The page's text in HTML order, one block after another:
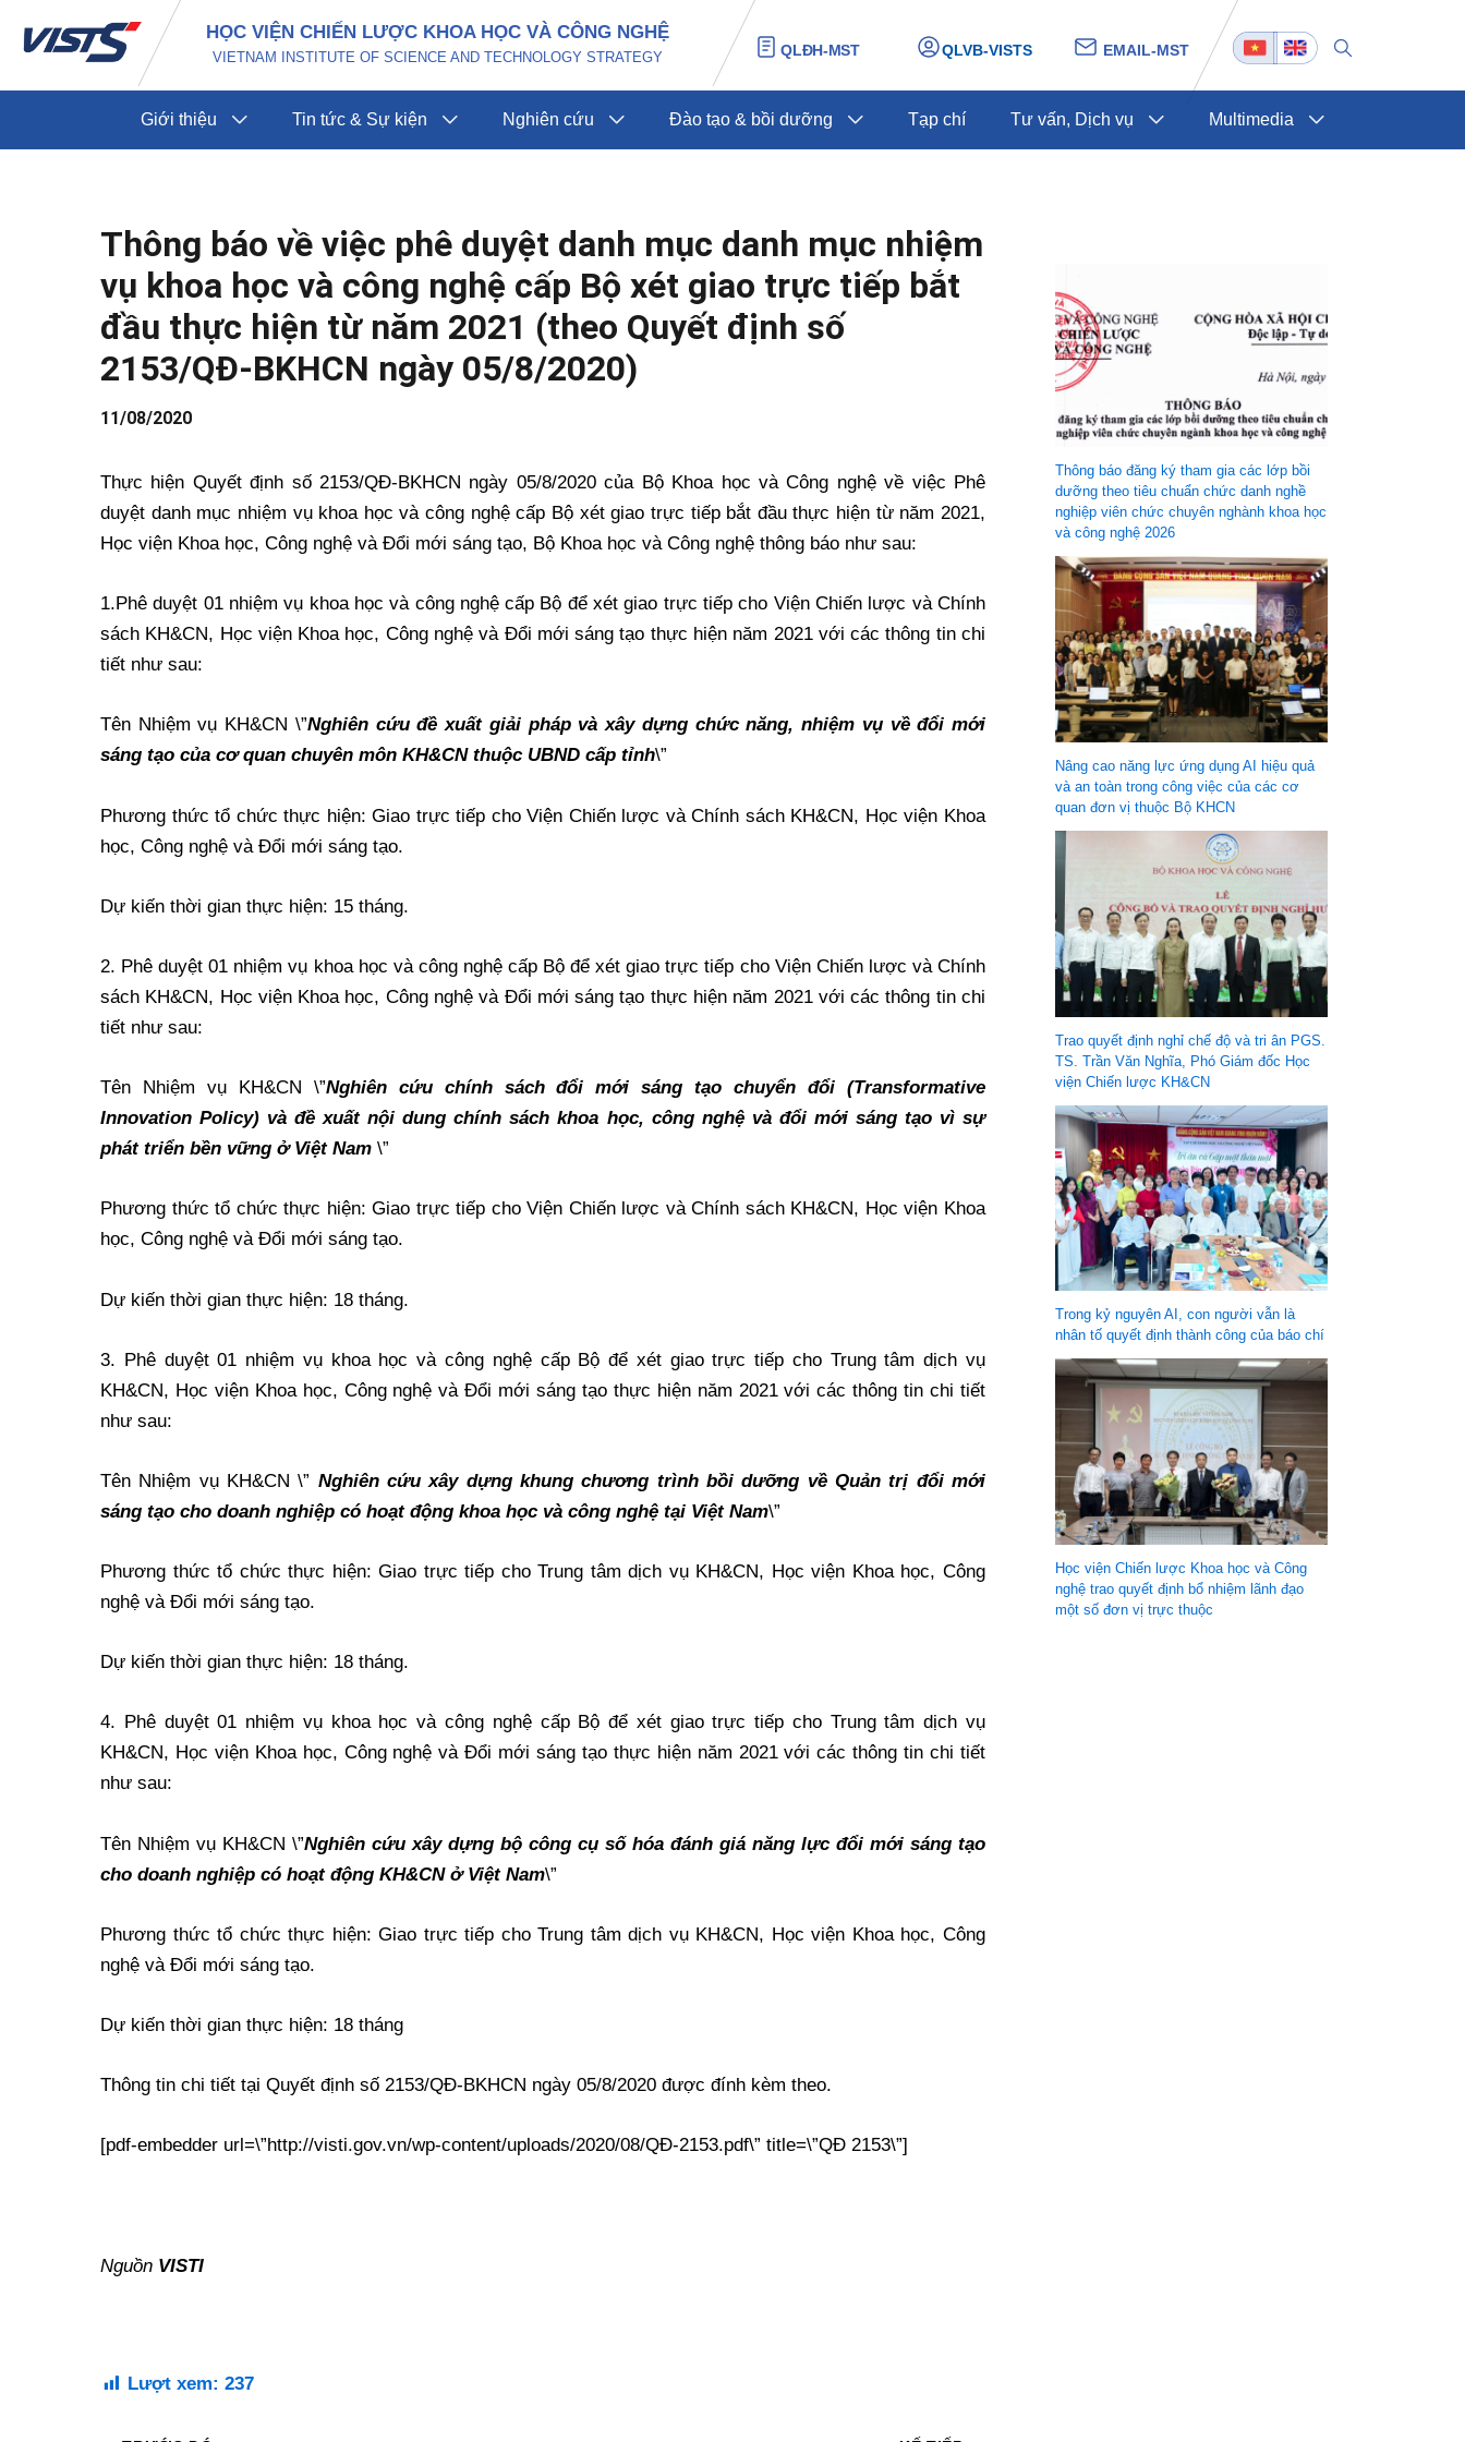
HỌC VIỆN CHIẾN LƯỢC KHOA HỌC VÀ CÔNG NGHỆ
VIETNAM INSTITUTE OF SCIENCE AND TECHNOLOGY STRATEGY QLĐH-MST QLVB-VISTS EMAIL-MST
Giới thiệu Tin tức & Sự kiện Nghiên cứu Đào tạo & bồi dưỡng Tạp chí Tư vấn, Dịch vụ Multimedia
Thông báo về việc phê duyệt danh mục danh mục nhiệm
vụ khoa học và công nghệ cấp Bộ xét giao trực tiếp bắt
đầu thực hiện từ năm 2021 (theo Quyết định số
2153/QĐ-BKHCN ngày 05/8/2020)
11/08/2020
Thực hiện Quyết định số 2153/QĐ-BKHCN ngày 05/8/2020 của Bộ Khoa học và Công nghệ về việc Phê
duyệt danh mục nhiệm vụ khoa học và công nghệ cấp Bộ xét giao trực tiếp bắt đầu thực hiện từ năm 2021,
Học viện Khoa học, Công nghệ và Đổi mới sáng tạo, Bộ Khoa học và Công nghệ thông báo như sau:
1.Phê duyệt 01 nhiệm vụ khoa học và công nghệ cấp Bộ để xét giao trực tiếp cho Viện Chiến lược và Chính
sách KH&CN, Học viện Khoa học, Công nghệ và Đổi mới sáng tạo thực hiện năm 2021 với các thông tin chi
tiết như sau:
Tên Nhiệm vụ KH&CN \”Nghiên cứu đề xuất giải pháp và xây dựng chức năng, nhiệm vụ về đổi mới
sáng tạo của cơ quan chuyên môn KH&CN thuộc UBND cấp tỉnh\”
Phương thức tổ chức thực hiện: Giao trực tiếp cho Viện Chiến lược và Chính sách KH&CN, Học viện Khoa
học, Công nghệ và Đổi mới sáng tạo.
Dự kiến thời gian thực hiện: 15 tháng.
2. Phê duyệt 01 nhiệm vụ khoa học và công nghệ cấp Bộ để xét giao trực tiếp cho Viện Chiến lược và Chính
sách KH&CN, Học viện Khoa học, Công nghệ và Đổi mới sáng tạo thực hiện năm 2021 với các thông tin chi
tiết như sau:
Tên Nhiệm vụ KH&CN \”Nghiên cứu chính sách đổi mới sáng tạo chuyển đổi (Transformative
Innovation Policy) và đề xuất nội dung chính sách khoa học, công nghệ và đổi mới sáng tạo vì sự
phát triển bền vững ở Việt Nam \”
Phương thức tổ chức thực hiện: Giao trực tiếp cho Viện Chiến lược và Chính sách KH&CN, Học viện Khoa
học, Công nghệ và Đổi mới sáng tạo.
Dự kiến thời gian thực hiện: 18 tháng.
3. Phê duyệt 01 nhiệm vụ khoa học và công nghệ cấp Bộ để xét giao trực tiếp cho Trung tâm dịch vụ
KH&CN, Học viện Khoa học, Công nghệ và Đổi mới sáng tạo thực hiện năm 2021 với các thông tin chi tiết
như sau:
Tên Nhiệm vụ KH&CN \” Nghiên cứu xây dựng khung chương trình bồi dưỡng về Quản trị đổi mới
sáng tạo cho doanh nghiệp có hoạt động khoa học và công nghệ tại Việt Nam\”
Phương thức tổ chức thực hiện: Giao trực tiếp cho Trung tâm dịch vụ KH&CN, Học viện Khoa học, Công
nghệ và Đổi mới sáng tạo.
Dự kiến thời gian thực hiện: 18 tháng.
4. Phê duyệt 01 nhiệm vụ khoa học và công nghệ cấp Bộ để xét giao trực tiếp cho Trung tâm dịch vụ
KH&CN, Học viện Khoa học, Công nghệ và Đổi mới sáng tạo thực hiện năm 2021 với các thông tin chi tiết
như sau:
Tên Nhiệm vụ KH&CN \”Nghiên cứu xây dựng bộ công cụ số hóa đánh giá năng lực đổi mới sáng tạo
cho doanh nghiệp có hoạt động KH&CN ở Việt Nam\”
Phương thức tổ chức thực hiện: Giao trực tiếp cho Trung tâm dịch vụ KH&CN, Học viện Khoa học, Công
nghệ và Đổi mới sáng tạo.
Dự kiến thời gian thực hiện: 18 tháng
Thông tin chi tiết tại Quyết định số 2153/QĐ-BKHCN ngày 05/8/2020 được đính kèm theo.
[pdf-embedder url=\”http://visti.gov.vn/wp-content/uploads/2020/08/QĐ-2153.pdf\” title=\”QĐ 2153\”]
Nguồn VISTI
Lượt xem: 237
hướng
Thông báo đăng ký tham gia các lớp bồi
dưỡng theo tiêu chuẩn chức danh nghề
nghiệp viên chức chuyên nghành khoa học
và công nghệ 2026
Nâng cao năng lực ứng dụng AI hiệu quả
và an toàn trong công việc của các cơ
quan đơn vị thuộc Bộ KHCN
Trao quyết định nghỉ chế độ và tri ân PGS.
TS. Trần Văn Nghĩa, Phó Giám đốc Học
viện Chiến lược KH&CN
Trong kỷ nguyên AI, con người vẫn là
nhân tố quyết định thành công của báo chí
Học viện Chiến lược Khoa học và Công
nghệ trao quyết định bổ nhiệm lãnh đạo
một số đơn vị trực thuộc